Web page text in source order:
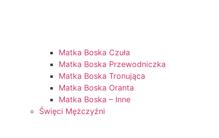
Matka Boska Czuła
Matka Boska Przewodniczka
Matka Boska Tronująca
Matka Boska Oranta
Matka Boska – Inne
Święci Mężczyźni